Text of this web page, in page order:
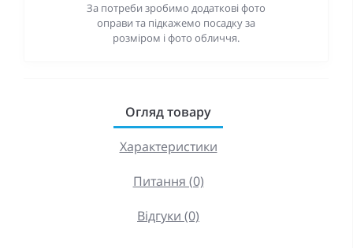
За потреби зробимо додаткові фото
оправи та підкажемо посадку за
розміром і фото обличчя.
Огляд товару
Характеристики
Питання (0)
Відгуки (0)